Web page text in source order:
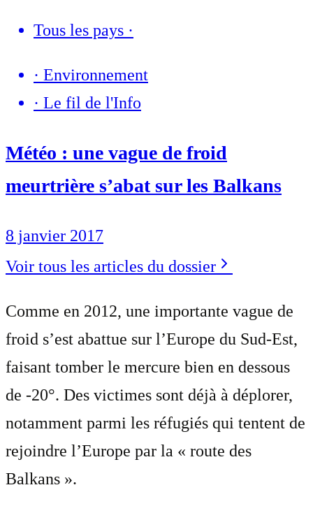
Tous les pays ·
· Environnement
· Le fil de l'Info
Météo : une vague de froid
meurtrière s’abat sur les Balkans
8 janvier 2017
Voir tous les articles du dossier
Comme en 2012, une importante vague de
froid s’est abattue sur l’Europe du Sud-Est,
faisant tomber le mercure bien en dessous
de -20°. Des victimes sont déjà à déplorer,
notamment parmi les réfugiés qui tentent de
rejoindre l’Europe par la « route des
Balkans ».